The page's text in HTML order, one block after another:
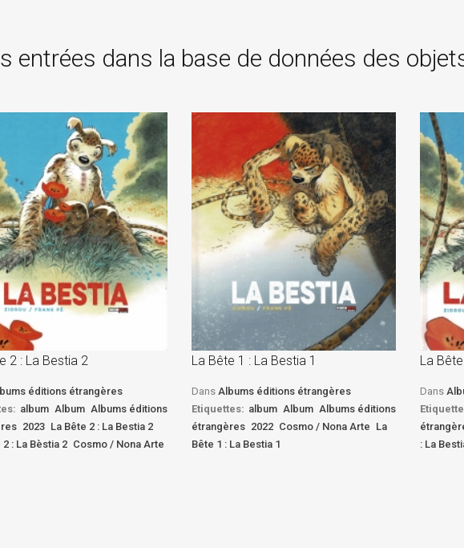
entrées dans la base de données des
2 : La Bestia 2
éditions étrangères
album Album Albums éditions
2023 La Bête 2 : La Bestia 2
2 : La Bèstia 2 Cosmo / Nona Arte
La Bête 1 : La Bestia 1
Dans Albums éditions étrangères
Etiquettes: album Album Albums éditions
étrangères 2022 Cosmo / Nona Arte La
Bête 1 : La Bestia 1
La
Dans
: La